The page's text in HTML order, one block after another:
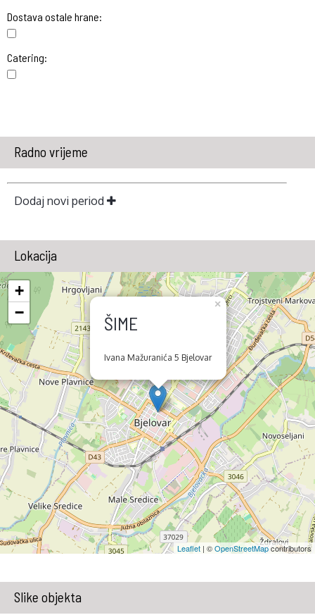
Dostava ostale hrane:
Catering:
Radno vrijeme
Dodaj novi period
Lokacija
ŠIME
Ivana Mažuranića 5 Bjelovar
×
+
−
Leaflet | ©OpenStreetMapcontributors
Slike objekta